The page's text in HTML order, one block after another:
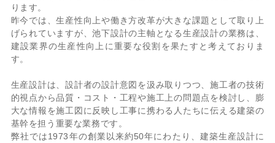
ります。
昨今では、生産性向上や働き方改革が大きな課題として取り上
げられていますが、池下設計の主軸となる生産設計の業務は、
建設業界の生産性向上に重要な役割を果たすと考えておりま
す。
生産設計は、設計者の設計意図を汲み取りつつ、施工者の技術
的視点から品質・コスト・工程や施工上の問題点を検討し、膨
大な情報を施工図に反映し工事に携わる人たちに伝える建築の
基幹を担う重要な業務です。
弊社では1973年の創業以来約50年にわたり、建築生産設計に